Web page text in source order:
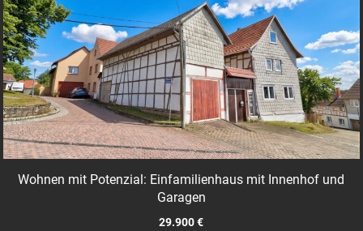
Wohnen mit Potenzial: Einfamilienhaus mit Innenhof und
Garagen
29.900 €